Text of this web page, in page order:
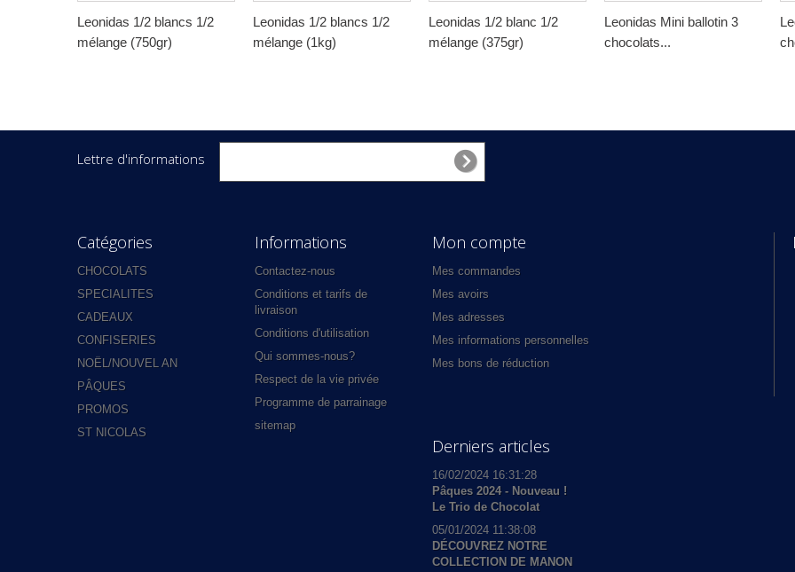
Leonidas 1/2 blancs 1/2
mélange (750gr)
Leonidas 1/2 blancs 1/2
mélange (1kg)
Leonidas 1/2 blanc 1/2
mélange (375gr)
Leonidas Mini ballotin 3
chocolats...
Lettre d'informations
Catégories
CHOCOLATS
SPECIALITES
CADEAUX
CONFISERIES
NOËL/NOUVEL AN
PÂQUES
PROMOS
ST NICOLAS
Informations
Contactez-nous
Conditions et tarifs de
livraison
Conditions d'utilisation
Qui sommes-nous?
Respect de la vie privée
Programme de parrainage
sitemap
Mon compte
Mes commandes
Mes avoirs
Mes adresses
Mes informations personnelles
Mes bons de réduction
Derniers articles
16/02/2024 16:31:28
Pâques 2024 - Nouveau !
Le Trio de Chocolat
05/01/2024 11:38:08
DÉCOUVREZ NOTRE
COLLECTION DE MANON